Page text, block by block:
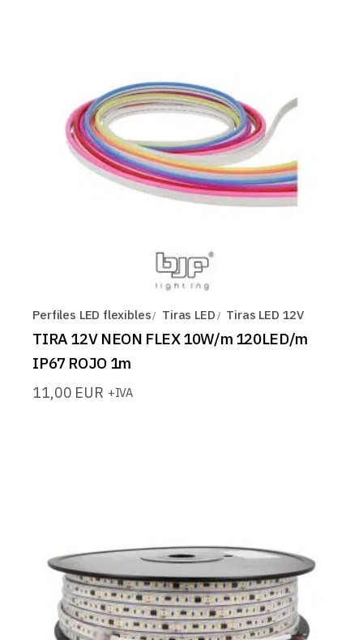
Perfiles LED flexibles Tiras LED Tiras LED 12V
TIRA 12V NEON FLEX 10W/m 120LED/m
IP67 ROJO 1m
11,00 EUR +IVA